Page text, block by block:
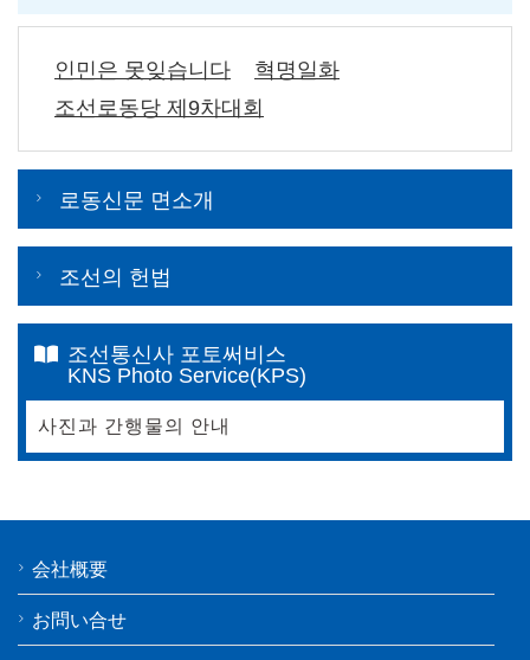
인민은 못잊습니다
혁명일화
조선로동당 제9차대회
로동신문 면소개
조선의 헌법
조선통신사 포토써비스
KNS Photo Service(KPS)
사진과 간행물의 안내
会社概要
お問い合せ